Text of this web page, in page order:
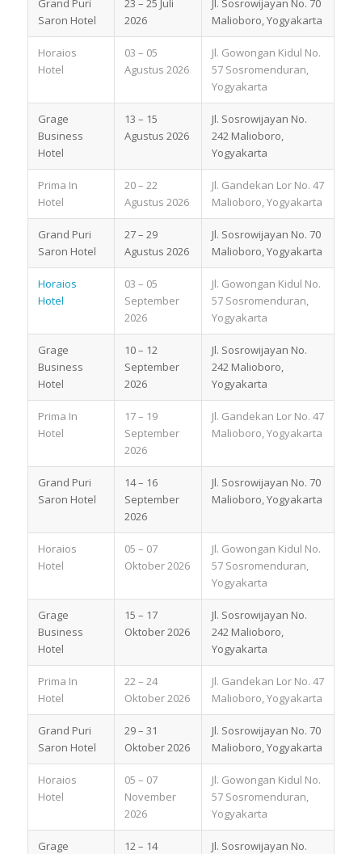
Grand Puri
Saron Hotel
23 – 25 Juli
2026
Jl. Sosrowijayan No. 70
Malioboro, Yogyakarta
Horaios
Hotel
03 – 05
Agustus 2026
Jl. Gowongan Kidul No.
57 Sosromenduran,
Yogyakarta
Grage
Business
Hotel
13 – 15
Agustus 2026
Jl. Sosrowijayan No.
242 Malioboro,
Yogyakarta
Prima In
Hotel
20 – 22
Agustus 2026
Jl. Gandekan Lor No. 47
Malioboro, Yogyakarta
Grand Puri
Saron Hotel
27 – 29
Agustus 2026
Jl. Sosrowijayan No. 70
Malioboro, Yogyakarta
Horaios
Hotel
03 – 05
September
2026
Jl. Gowongan Kidul No.
57 Sosromenduran,
Yogyakarta
Grage
Business
Hotel
10 – 12
September
2026
Jl. Sosrowijayan No.
242 Malioboro,
Yogyakarta
Prima In
Hotel
17 – 19
September
2026
Jl. Gandekan Lor No. 47
Malioboro, Yogyakarta
Grand Puri
Saron Hotel
14 – 16
September
2026
Jl. Sosrowijayan No. 70
Malioboro, Yogyakarta
Horaios
Hotel
05 – 07
Oktober 2026
Jl. Gowongan Kidul No.
57 Sosromenduran,
Yogyakarta
Grage
Business
Hotel
15 – 17
Oktober 2026
Jl. Sosrowijayan No.
242 Malioboro,
Yogyakarta
Prima In
Hotel
22 – 24
Oktober 2026
Jl. Gandekan Lor No. 47
Malioboro, Yogyakarta
Grand Puri
Saron Hotel
29 – 31
Oktober 2026
Jl. Sosrowijayan No. 70
Malioboro, Yogyakarta
Horaios
Hotel
05 – 07
November
2026
Jl. Gowongan Kidul No.
57 Sosromenduran,
Yogyakarta
Grage
12 – 14
Jl. Sosrowijayan No.